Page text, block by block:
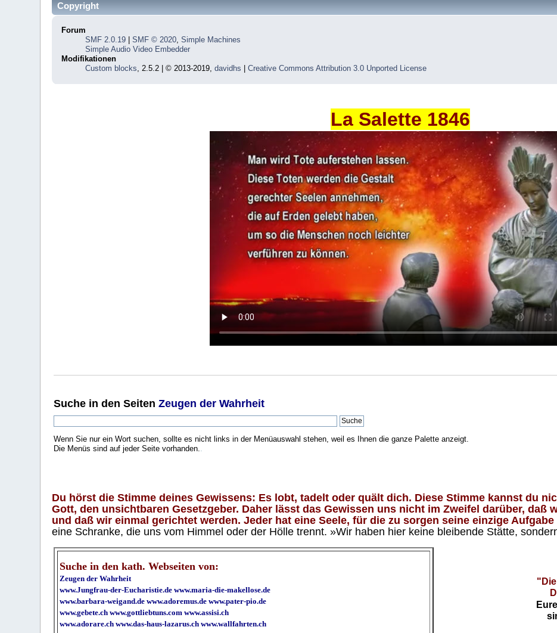
Copyright
Forum
SMF 2.0.19| SMF © 2020, Simple Machines
Simple Audio Video Embedder
Modifikationen
Custom blocks, 2.5.2 | © 2013-2019, davidhs Creative Commons Attribution 3.0 Unported License
La Salette 1846
Suche in den SeitenZeugen der Wahrheit
Wenn Sie nur ein Wort suchen, sollte es nicht links in der Menüauswahl stehen, weil es Ihnen die ganze Palette anzeigt.
Die Menüs sind auf jeder Seite vorhanden..
Du hörst die Stimme deines Gewissens: Es lobt, tadelt oder quält dich. Diese Stimme kannst du
Gott, den unsichtbaren Gesetzgeber. Daher lässt das Gewissen uns nicht im Zweifel darüber, daß
und daß wir einmal gerichtet werden. Jeder hat eine Seele, für die zu sorgen seine einzige
eine Schranke, die uns vom Himmel oder der Hölle trennt. »Wir haben hier keine bleibende Stätte,
Suche in den kath. Webseiten von:
Zeugen der Wahrheit
www.Jungfrau-der-Eucharistie.de www.maria-die-makellose.de
www.barbara-weigand.de www.adoremus.de www.pater-pio.de
www.gebete.ch www.gottliebtuns.com www.assisi.ch
www.adorare.ch www.das-haus-lazarus.ch www.wallfahrten.ch